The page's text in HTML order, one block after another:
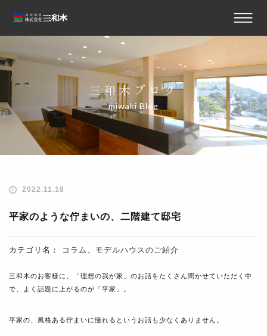
三和木ブログ
miwaki Blog
2022.11.18
平家のような佇まいの、二階建て邸宅
カテゴリ名： コラム 、 モデルハウスのご紹介
三和木のお客様に、「理想の我が家」のお話をたくさん聞かせていただく中
で、よく話題に上がるのが「平家」。
平家の、風格ある佇まいに憧れるというお話も少なくありません。